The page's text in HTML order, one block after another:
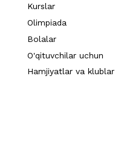
Kurslar
Olimpiada
Bolalar
O'qituvchilar uchun
Hamjiyatlar va klublar